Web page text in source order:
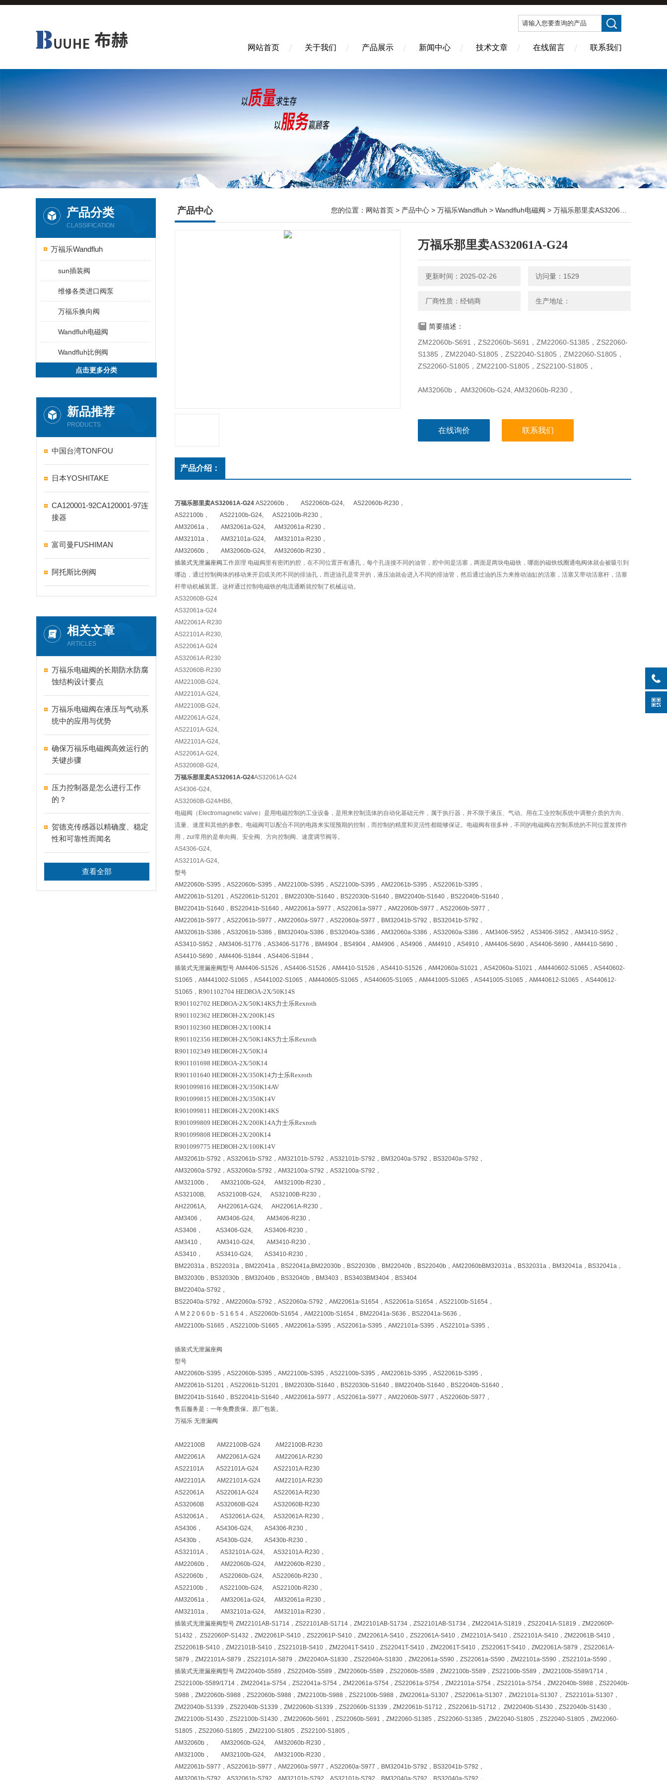
网站首页 关于我们 产品展示 新闻中心 技术文章 在线留言 联系我们
产品分类
CLASSIFICATION
万福乐Wandfluh
sun插装阀
维修各类进口阀泵
万福乐换向阀
Wandfluh电磁阀
Wandfluh比例阀
点击更多分类
新品推荐
PRODUCTS
中国台湾TONFOU
日本YOSHITAKE
CA120001-92CA120001-97连
接器
富司曼FUSHIMAN
阿托斯比例阀
相关文章
ARTICLES
万福乐电磁阀的长期防水防腐
蚀结构设计要点
万福乐电磁阀在液压与气动系
统中的应用与优势
确保万福乐电磁阀高效运行的
关键步骤
压力控制器是怎么进行工作
的？
贺德克传感器以精确度、稳定
性和可靠性而闻名
查看全部
产品中心 您的位置： 网站首页 > 产品中心 > 万福乐Wandfluh > Wandfluh电磁阀 > 万福乐那里卖AS32061A-G24
万福乐那里卖AS32061A-G24
更新时间：2025-02-26 访问量：1529
厂商性质：经销商 生产地址：
简要描述：
ZM22060b-S691，ZS22060b-S691，ZM22060-S1385，ZS22060-
S1385，ZM22040-S1805，ZS22040-S1805，ZM22060-S1805，
ZS22060-S1805，ZM22100-S1805，ZS22100-S1805，
AM32060b， AM32060b-G24, AM32060b-R230，
在线询价 联系我们
产品介绍：
万福乐那里卖AS32061A-G24 AS22060b， AS22060b-G24, AS22060b-R230，
AS22100b， AS22100b-G24, AS22100b-R230，
AM32061a， AM32061a-G24, AM32061a-R230，
AM32101a， AM32101a-G24, AM32101a-R230，
AM32060b， AM32060b-G24, AM32060b-R230，
插装式无泄漏座阀工作原理 电磁阀里有密闭的腔，在不同位置开有通孔，每个孔连接不同的油管，腔中间是活塞，两面是两块电磁铁，哪面的磁铁线圈通电阀体就会被吸引到
哪边，通过控制阀体的移动来开启或关闭不同的排油孔，而进油孔是常开的，液压油就会进入不同的排油管，然后通过油的压力来推动油缸的活塞，活塞又带动活塞杆，活塞
杆带动机械装置。这样通过控制电磁铁的电流通断就控制了机械运动。
AS32060B-G24
AS32061a-G24
AM22061A-R230
AS22101A-R230,
AS22061A-G24
AS32061A-R230
AS32060B-R230
AM22100B-G24,
AM22101A-G24,
AM22100B-G24,
AM22061A-G24,
AS22101A-G24,
AM22101A-G24,
AS22061A-G24,
AS32060B-G24,
万福乐那里卖AS32061A-G24AS32061A-G24
AS4306-G24,
AS32060B-G24/HB6,
电磁阀（Electromagnetic valve）是用电磁控制的工业设备，是用来控制流体的自动化基础元件，属于执行器，并不限于液压、气动。用在工业控制系统中调整介质的方向、
流量、速度和其他的参数。电磁阀可以配合不同的电路来实现预期的控制，而控制的精度和灵活性都能够保证。电磁阀有很多种，不同的电磁阀在控制系统的不同位置发挥作
用，zui常用的是单向阀、安全阀、方向控制阀、速度调节阀等。
AS4306-G24,
AS32101A-G24,
型号
AM22060b-S395，AS22060b-S395，AM22100b-S395，AS22100b-S395，AM22061b-S395，AS22061b-S395，
AM22061b-S1201，AS22061b-S1201，BM22030b-S1640，BS22030b-S1640，BM22040b-S1640，BS22040b-S1640，
BM22041b-S1640，BS22041b-S1640，AM22061a-S977，AS22061a-S977，AM22060b-S977，AS22060b-S977，
AM22061b-S977，AS22061b-S977，AM22060a-S977，AS22060a-S977，BM32041b-S792，BS32041b-S792，
AM32061b-S386，AS32061b-S386，BM32040a-S386，BS32040a-S386，AM32060a-S386，AS32060a-S386， AM3406-S952，AS3406-S952，AM3410-S952，
AS3410-S952，AM3406-S1776，AS3406-S1776，BM4904，BS4904，AM4906，AS4906，AM4910，AS4910，AM4406-S690，AS4406-S690，AM4410-S690，
AS4410-S690，AM4406-S1844，AS4406-S1844，
插装式无泄漏座阀型号 AM4406-S1526，AS4406-S1526，AM4410-S1526，AS4410-S1526，AM42060a-S1021，AS42060a-S1021，AM440602-S1065，AS440602-
S1065，AM441002-S1065，AS441002-S1065，AM440605-S1065，AS440605-S1065，AM441005-S1065，AS441005-S1065，AM440612-S1065， AS440612-
S1065， R901102704 HED8OA-2X/50K14S
R901102702 HED8OA-2X/50K14KS力士乐Rexroth
R901102362 HED8OH-2X/200K14S
R901102360 HED8OH-2X/100K14
R901102356 HED8OH-2X/50K14KS力士乐Rexroth
R901102349 HED8OH-2X/50K14
R901101698 HED8OA-2X/50K14
R901101640 HED8OH-2X/350K14力士乐Rexroth
R901099816 HED8OH-2X/350K14AV
R901099815 HED8OH-2X/350K14V
R901099811 HED8OH-2X/200K14KS
R901099809 HED8OH-2X/200K14A力士乐Rexroth
R901099808 HED8OH-2X/200K14
R901099775 HED8OH-2X/100K14V
AM32061b-S792，AS32061b-S792，AM32101b-S792，AS32101b-S792，BM32040a-S792，BS32040a-S792，
AM32060a-S792，AS32060a-S792，AM32100a-S792，AS32100a-S792，
AM32100b， AM32100b-G24, AM32100b-R230，
AS32100B, AS32100B-G24, AS32100B-R230，
AH22061A, AH22061A-G24, AH22061A-R230，
AM3406， AM3406-G24, AM3406-R230，
AS3406， AS3406-G24, AS3406-R230，
AM3410， AM3410-G24, AM3410-R230，
AS3410， AS3410-G24, AS3410-R230，
BM22031a，BS22031a，BM22041a，BS22041a,BM22030b，BS22030b，BM22040b，BS22040b，AM22060bBM32031a，BS32031a，BM32041a，BS32041a，
BM32030b，BS32030b，BM32040b，BS32040b，BM3403，BS3403BM3404，BS3404
BM22040a-S792，
BS22040a-S792，AM22060a-S792，AS22060a-S792，AM22061a-S1654，AS22061a-S1654，AS22100b-S1654，
A M 2 2 0 6 0 b - S 1 6 5 4，AS22060b-S1654，AM22100b-S1654，BM22041a-S636，BS22041a-S636，
AM22100b-S1665，AS22100b-S1665，AM22061a-S395，AS22061a-S395，AM22101a-S395，AS22101a-S395，
插装式无泄漏座阀
型号
AM22060b-S395，AS22060b-S395，AM22100b-S395，AS22100b-S395，AM22061b-S395，AS22061b-S395，
AM22061b-S1201，AS22061b-S1201，BM22030b-S1640，BS22030b-S1640，BM22040b-S1640，BS22040b-S1640，
BM22041b-S1640，BS22041b-S1640，AM22061a-S977，AS22061a-S977，AM22060b-S977，AS22060b-S977，
售后服务是：一年免费质保。原厂包装。
万福乐 无泄漏阀
AM22100B AM22100B-G24 AM22100B-R230
AM22061A AM22061A-G24 AM22061A-R230
AS22101A AS22101A-G24 AS22101A-R230
AM22101A AM22101A-G24 AM22101A-R230
AS22061A AS22061A-G24 AS22061A-R230
AS32060B AS32060B-G24 AS32060B-R230
AS32061A， AS32061A-G24, AS32061A-R230，
AS4306， AS4306-G24, AS4306-R230，
AS430b， AS430b-G24, AS430b-R230，
AS32101A， AS32101A-G24, AS32101A-R230，
AM22060b， AM22060b-G24, AM22060b-R230，
AS22060b， AS22060b-G24, AS22060b-R230，
AS22100b， AS22100b-G24, AS22100b-R230，
AM32061a， AM32061a-G24, AM32061a-R230，
AM32101a， AM32101a-G24, AM32101a-R230，
插装式无泄漏座阀型号 ZM22101AB-S1714，ZS22101AB-S1714，ZM22101AB-S1734，ZS22101AB-S1734，ZM22041A-S1819，ZS22041A-S1819，ZM22060P-
S1432， ZS22060P-S1432，ZM22061P-S410，ZS22061P-S410，ZM22061A-S410，ZS22061A-S410，ZM22101A-S410，ZS22101A-S410，ZM22061B-S410，
ZS22061B-S410，ZM22101B-S410，ZS22101B-S410，ZM22041T-S410，ZS22041T-S410，ZM22061T-S410，ZS22061T-S410，ZM22061A-S879，ZS22061A-
S879，ZM22101A-S879，ZS22101A-S879，ZM22040A-S1830，ZS22040A-S1830，ZM22061a-S590，ZS22061a-S590，ZM22101a-S590，ZS22101a-S590，
插装式无泄漏座阀型号 ZM22040b-S589，ZS22040b-S589，ZM22060b-S589，ZS22060b-S589，ZM22100b-S589，ZS22100b-S589，ZM22100b-S589/1714，
ZS22100b-S589/1714，ZM22041a-S754，ZS22041a-S754，ZM22061a-S754，ZS22061a-S754，ZM22101a-S754，ZS22101a-S754，ZM22040b-S988，ZS22040b-
S988，ZM22060b-S988，ZS22060b-S988，ZM22100b-S988，ZS22100b-S988，ZM22061a-S1307，ZS22061a-S1307，ZM22101a-S1307， ZS22101a-S1307，
ZM22040b-S1339，ZS22040b-S1339，ZM22060b-S1339，ZS22060b-S1339，ZM22061b-S1712，ZS22061b-S1712， ZM22040b-S1430，ZS22040b-S1430，
ZM22100b-S1430，ZS22100b-S1430，ZM22060b-S691，ZS22060b-S691，ZM22060-S1385，ZS22060-S1385，ZM22040-S1805，ZS22040-S1805，ZM22060-
S1805，ZS22060-S1805，ZM22100-S1805，ZS22100-S1805，
AM32060b， AM32060b-G24, AM32060b-R230，
AM32100b， AM32100b-G24, AM32100b-R230，
AM22061b-S977，AS22061b-S977，AM22060a-S977，AS22060a-S977，BM32041b-S792，BS32041b-S792，
AM32061b-S792，AS32061b-S792，AM32101b-S792，AS32101b-S792，BM32040a-S792，BS32040a-S792，